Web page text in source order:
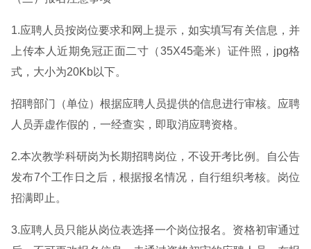
1.应聘人员按岗位要求和网上提示，如实填写有关信息，并
上传本人近期免冠正面二寸（35X45毫米）证件照，jpg格
式，大小为20Kb以下。
招聘部门（单位）根据应聘人员提供的信息进行审核。应聘
人员弄虚作假的，一经查实，即取消应聘资格。
2.本次教学科研岗为长期招聘岗位，不设开考比例。自公告
发布7个工作日之后，根据报名情况，自行组织考核。岗位
招满即止。
3.应聘人员只能从岗位表选择一个岗位报名。资格初审通过